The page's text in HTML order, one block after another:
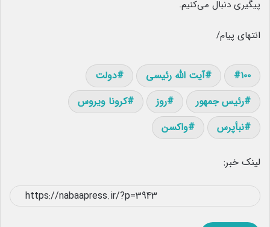
پیگیری دنبال می‌کنیم.
انتهای پیام/
۱۰۰ آیت الله رئیسی
دولت
رئیس جمهور
روز
کرونا ویروس
نبأپرس
واکسن
لینک خبر: